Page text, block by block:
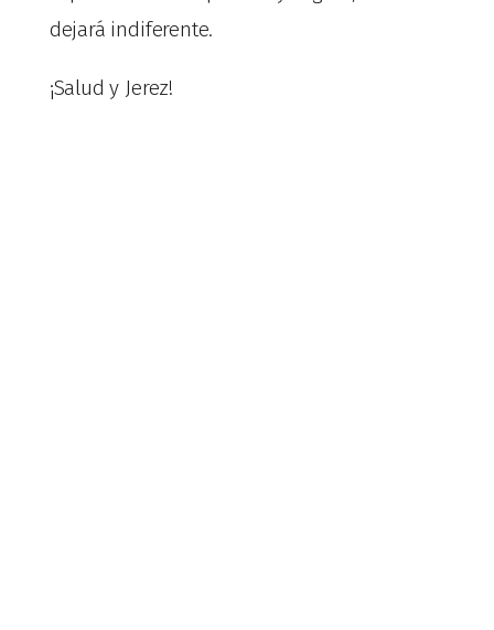
dejará indiferente.
¡Salud y Jerez!